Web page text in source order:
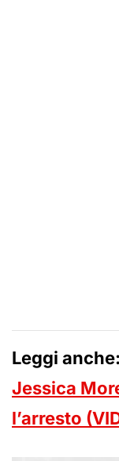
Leggi anche:
Jessica
l’arresto